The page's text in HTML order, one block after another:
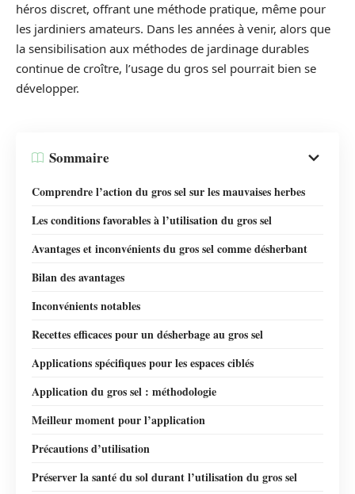
héros discret, offrant une méthode pratique, même pour
les jardiniers amateurs. Dans les années à venir, alors que
la sensibilisation aux méthodes de jardinage durables
continue de croître, l’usage du gros sel pourrait bien se
développer.
Sommaire
Comprendre l’action du gros sel sur les mauvaises herbes
Les conditions favorables à l’utilisation du gros sel
Avantages et inconvénients du gros sel comme désherbant
Bilan des avantages
Inconvénients notables
Recettes efficaces pour un désherbage au gros sel
Applications spécifiques pour les espaces ciblés
Application du gros sel : méthodologie
Meilleur moment pour l’application
Précautions d’utilisation
Préserver la santé du sol durant l’utilisation du gros sel